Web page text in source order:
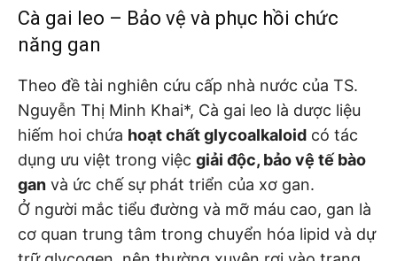
Cà gai leo – Bảo vệ và phục hồi chức
năng gan
Theo đề tài nghiên cứu cấp nhà nước của TS.
Nguyễn Thị Minh Khai*, Cà gai leo là dược liệu
hiếm hoi chứa hoạt chất glycoalkaloid có tác
dụng ưu việt trong việc giải độc, bảo vệ tế bào
gan và ức chế sự phát triển của xơ gan.
Ở người mắc tiểu đường và mỡ máu cao, gan là
cơ quan trung tâm trong chuyển hóa lipid và dự